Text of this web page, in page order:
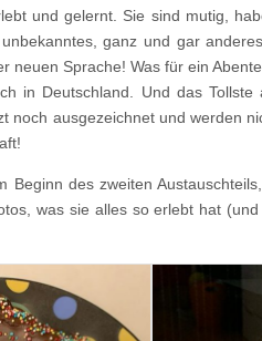
und gelernt. Sie sind mutig,
ganz und gar
neuen Sprache! Was für ein
in Deutschland. Und das
noch ausgezeichnet und werden
Beginn des zweiten
was sie alles so erlebt hat